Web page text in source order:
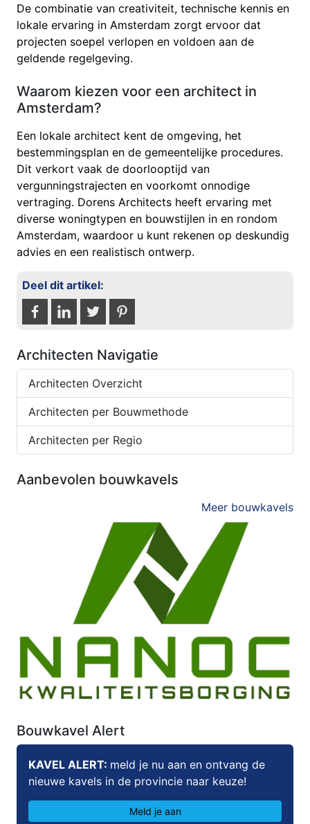
De combinatie van creativiteit, technische kennis en
lokale ervaring in Amsterdam zorgt ervoor dat
projecten soepel verlopen en voldoen aan de
geldende regelgeving.
Waarom kiezen voor een architect in
Amsterdam?
Een lokale architect kent de omgeving, het
bestemmingsplan en de gemeentelijke procedures.
Dit verkort vaak de doorlooptijd van
vergunningstrajecten en voorkomt onnodige
vertraging. Dorens Architects heeft ervaring met
diverse woningtypen en bouwstijlen in en rondom
Amsterdam, waardoor u kunt rekenen op deskundig
advies en een realistisch ontwerp.
Deel dit artikel:
Architecten Navigatie
Architecten Overzicht
Architecten per Bouwmethode
Architecten per Regio
Aanbevolen bouwkavels
Meer bouwkavels
Bouwkavel Alert
KAVEL ALERT: meld je nu aan en ontvang de
nieuwe kavels in de provincie naar keuze!
Meld je aan